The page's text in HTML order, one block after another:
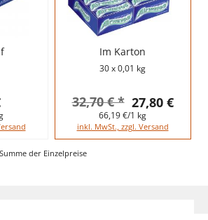
Im Karton
30 x 0,01 kg
27,80 €
32,70 € *
66,19 €/1 kg
inkl. MwSt., zzgl. Versand
der Einzelpreise